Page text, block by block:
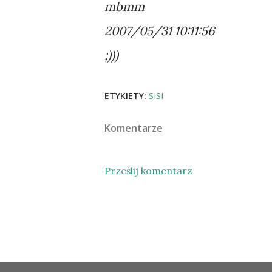
mbmm
2007/05/31 10:11:56
;)))
ETYKIETY: SISI
Komentarze
Prześlij komentarz